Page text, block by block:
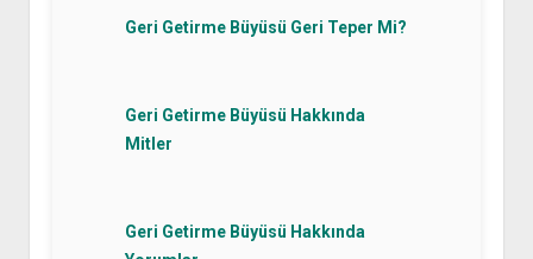
Geri Getirme Büyüsü Geri Teper Mi?
Geri Getirme Büyüsü Hakkında
Mitler
Geri Getirme Büyüsü Hakkında